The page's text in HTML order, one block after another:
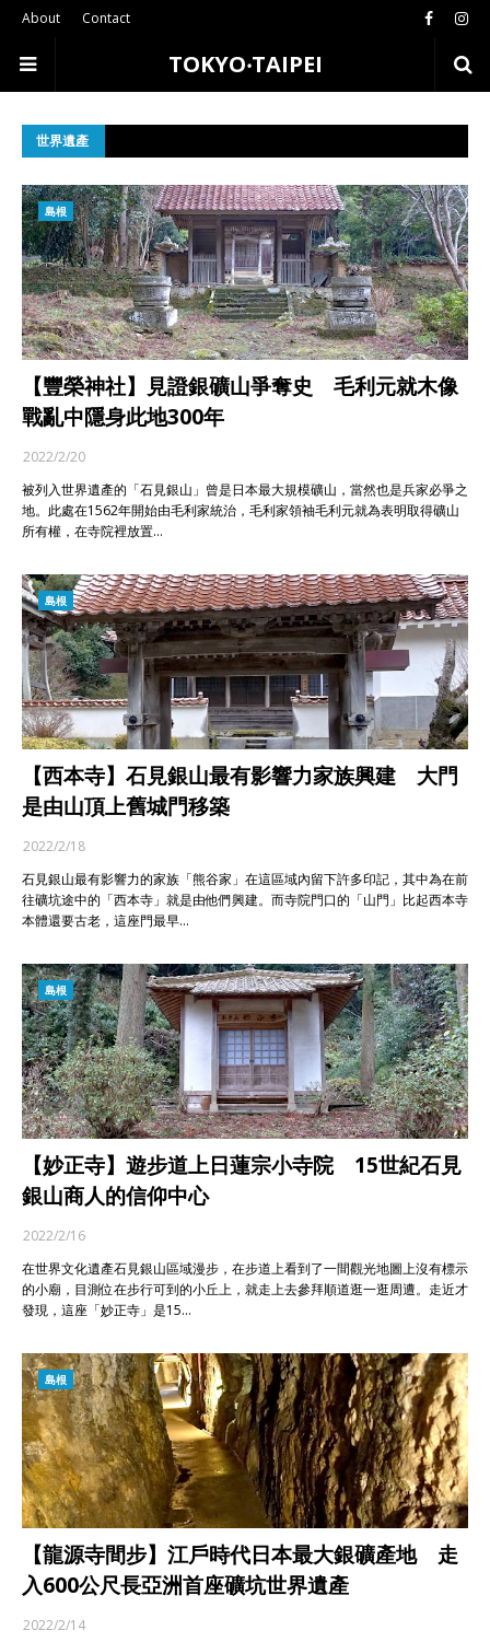
About Contact
TOKYO‧TAIPEI
世界遺產
島根
【豐榮神社】見證銀礦山爭奪史 毛利元就木像
戰亂中隱身此地300年
2022/2/20
被列入世界遺產的「石見銀山」曾是日本最大規模礦山，當然也是兵家必爭之
地。此處在1562年開始由毛利家統治，毛利家領袖毛利元就為表明取得礦山
所有權，在寺院裡放置…
島根
【西本寺】石見銀山最有影響力家族興建 大門
是由山頂上舊城門移築
2022/2/18
石見銀山最有影響力的家族「熊谷家」在這區域內留下許多印記，其中為在前
往礦坑途中的「西本寺」就是由他們興建。而寺院門口的「山門」比起西本寺
本體還要古老，這座門最早…
島根
【妙正寺】遊步道上日蓮宗小寺院 15世紀石見
銀山商人的信仰中心
2022/2/16
在世界文化遺產石見銀山區域漫步，在步道上看到了一間觀光地圖上沒有標示
的小廟，目測位在步行可到的小丘上，就走上去參拜順道逛一逛周遭。走近才
發現，這座「妙正寺」是15…
島根
【龍源寺間步】江戶時代日本最大銀礦產地 走
入600公尺長亞洲首座礦坑世界遺產
2022/2/14